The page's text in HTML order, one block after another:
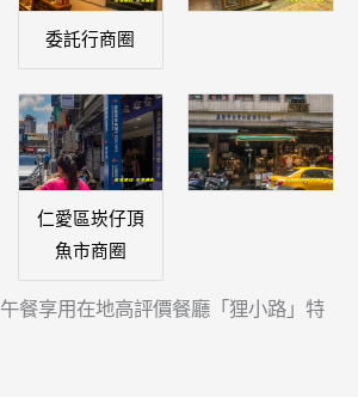
委託行商圈
仁愛區崁仔頂
魚市商圈
午餐享用在地高評價餐廳「狸小路」特